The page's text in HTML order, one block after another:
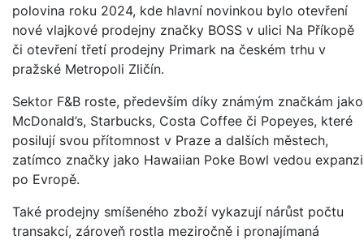
polovina roku 2024, kde hlavní novinkou bylo otevření
nové vlajkové prodejny značky BOSS v ulici Na Příkopě
či otevření třetí prodejny Primark na českém trhu v
pražské Metropoli Zličín.
Sektor F&B roste, především díky známým značkám jako
McDonald’s, Starbucks, Costa Coffee či Popeyes, které
posilují svou přítomnost v Praze a dalších městech,
zatímco značky jako Hawaiian Poke Bowl vedou expanzi
po Evropě.
Také prodejny smíšeného zboží vykazují nárůst počtu
transakcí, zároveň rostla meziročně i pronajímaná